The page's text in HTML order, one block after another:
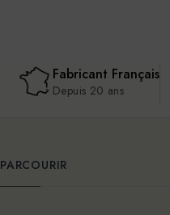
Fabricant Français
Depuis 20 ans
PARCOURIR